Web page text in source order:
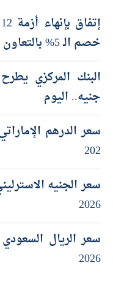
أحدث المقالات
خصم الـ 5% بالتعاون مع «التأمينات»
جنيه.. اليوم
202
2026